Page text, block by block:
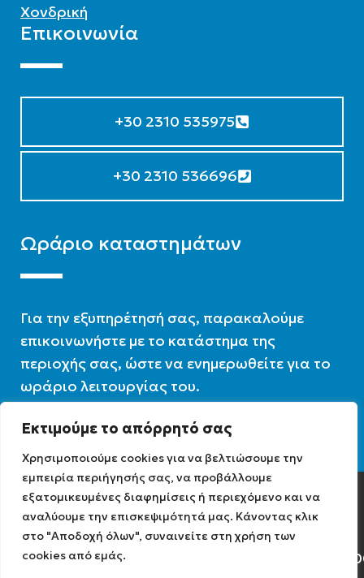
Εκτιμούμε το απόρρητό σας
Χρησιμοποιούμε cookies για να βελτιώσουμε την
εμπειρία περιήγησής σας, να προβάλλουμε
εξατομικευμένες διαφημίσεις ή περιεχόμενο και να
αναλύουμε την επισκεψιμότητά μας. Κάνοντας κλικ
στο "Αποδοχή όλων", συναινείτε στη χρήση των
cookies από εμάς.
Χονδρική
Επικοινωνία
+30 2310 535975
+30 2310 536696
Ωράριο καταστημάτων
Για την εξυπηρέτησή σας, παρακαλούμε
επικοινωνήστε με το κατάστημα της
περιοχής σας, ώστε να ενημερωθείτε για το
ωράριο λειτουργίας του.
Ωράριο λειτουργίας : 07:30 – 16:00
Diathermiki.gr © 2022
Αρ. Γ.Ε.ΜΗ: